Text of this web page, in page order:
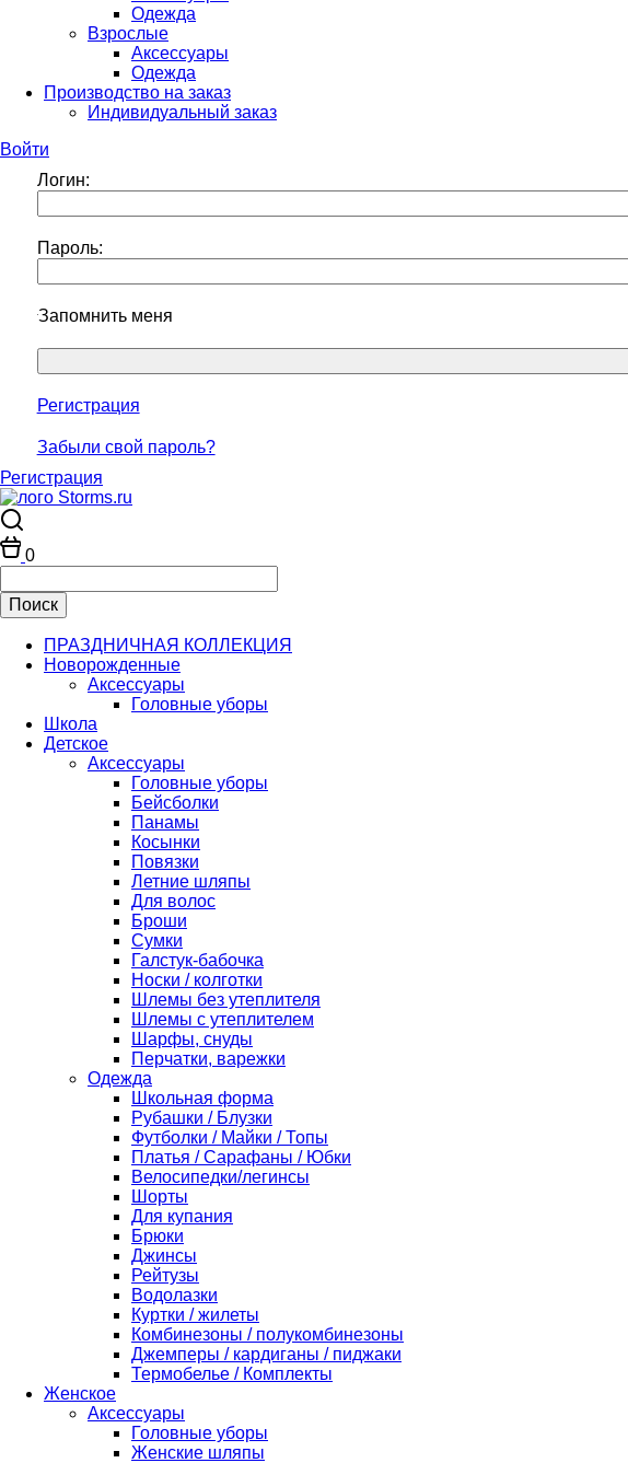
Одежда
Взрослые
Аксессуары
Одежда
Производство на заказ
Индивидуальный заказ
Войти
Логин:
Пароль:
Запомнить меня
Регистрация
Забыли свой пароль?
Регистрация
0
ПРАЗДНИЧНАЯ КОЛЛЕКЦИЯ
Новорожденные
Аксессуары
Головные уборы
Школа
Детское
Аксессуары
Головные уборы
Бейсболки
Панамы
Косынки
Повязки
Летние шляпы
Для волос
Броши
Сумки
Галстук-бабочка
Носки / колготки
Шлемы без утеплителя
Шлемы с утеплителем
Шарфы, снуды
Перчатки, варежки
Одежда
Школьная форма
Рубашки / Блузки
Футболки / Майки / Топы
Платья / Сарафаны / Юбки
Велосипедки/легинсы
Шорты
Для купания
Брюки
Джинсы
Рейтузы
Водолазки
Куртки / жилеты
Комбинезоны / полукомбинезоны
Джемперы / кардиганы / пиджаки
Термобелье / Комплекты
Женское
Аксессуары
Головные уборы
Женские шляпы